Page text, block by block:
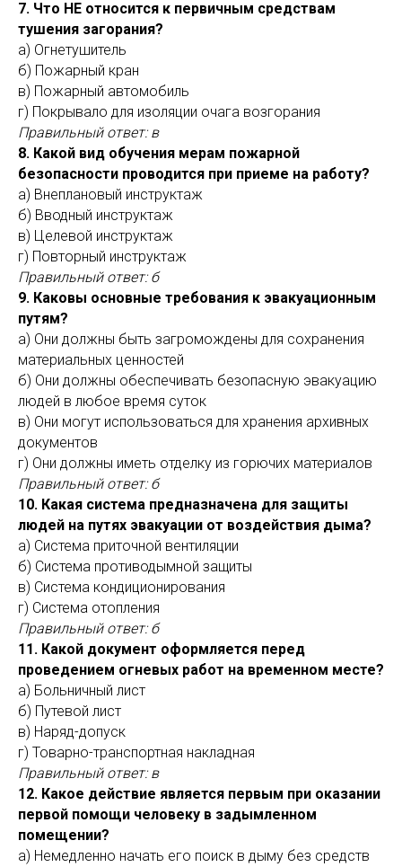
7. Что НЕ относится к первичным средствам
тушения загорания?
а) Огнетушитель
б) Пожарный кран
в) Пожарный автомобиль
г) Покрывало для изоляции очага возгорания
Правильный ответ: в
8. Какой вид обучения мерам пожарной
безопасности проводится при приеме на работу?
а) Внеплановый инструктаж
б) Вводный инструктаж
в) Целевой инструктаж
г) Повторный инструктаж
Правильный ответ: б
9. Каковы основные требования к эвакуационным
путям?
а) Они должны быть загромождены для сохранения
материальных ценностей
б) Они должны обеспечивать безопасную эвакуацию
людей в любое время суток
в) Они могут использоваться для хранения архивных
документов
г) Они должны иметь отделку из горючих материалов
Правильный ответ: б
10. Какая система предназначена для защиты
людей на путях эвакуации от воздействия дыма?
а) Система приточной вентиляции
б) Система противодымной защиты
в) Система кондиционирования
г) Система отопления
Правильный ответ: б
11. Какой документ оформляется перед
проведением огневых работ на временном месте?
а) Больничный лист
б) Путевой лист
в) Наряд-допуск
г) Товарно-транспортная накладная
Правильный ответ: в
12. Какое действие является первым при оказании
первой помощи человеку в задымленном
помещении?
а) Немедленно начать его поиск в дыму без средств